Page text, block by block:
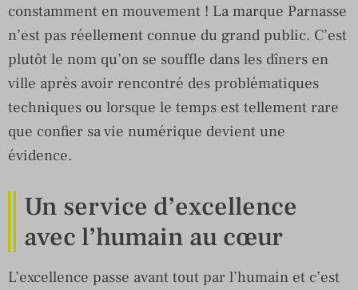
constamment en mouvement ! La marque Parnasse
n’est pas réellement connue du grand public. C’est
plutôt le nom qu’on se souffle dans les dîners en
ville après avoir rencontré des problématiques
techniques ou lorsque le temps est tellement rare
que confier sa vie numérique devient une
évidence.
Un service d’excellence
avec l’humain au cœur
L’excellence passe avant tout par l’humain et c’est